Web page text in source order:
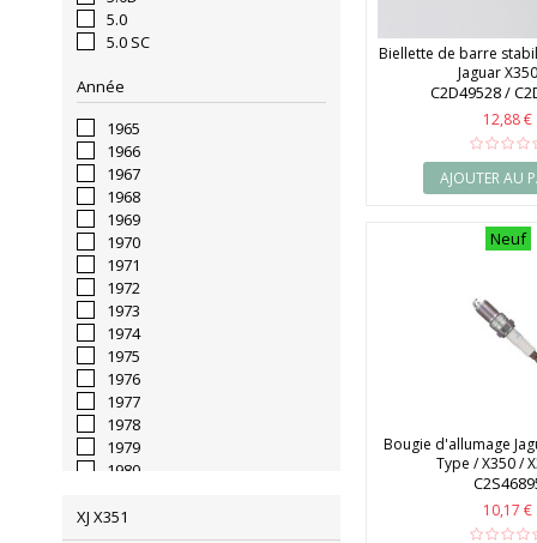
5.0
5.0 SC
Année
1965
1966
1967
1968
1969
1970
1971
1972
1973
1974
1975
1976
1977
1978
1979
1980
1982
1983
XJ X351
Biellette de barre
Jaguar
C2D49528 /
12,88 €
AJOUTER AU
Neuf
Bougie d'allumage
Type / X350 /
10,17 €